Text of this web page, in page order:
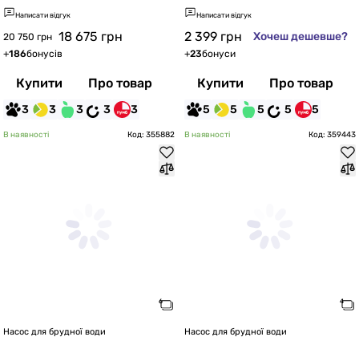
0)
Написати відгук
20 750 грн 18 675 грн
+186бонусів
Купити Про товар
3 3 3 3 3
Написати відгук
2 399 грн Хочеш дешевше?
+23бонуси
Купити Про товар
5 5 5 5 5
В наявності Код: 355882
Насос для брудної води
В наявності Код: 359443
Насос для брудної води